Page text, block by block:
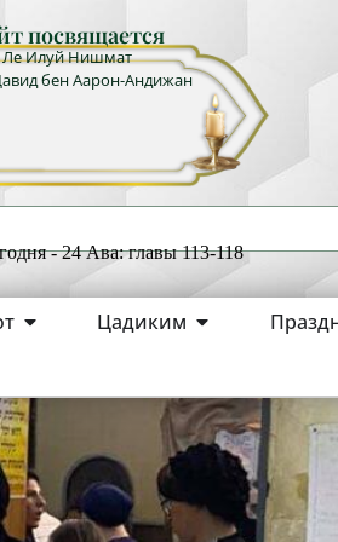
посвящается
Ле Илуй Нишмат
бен Аарон-Андижан
- 24 Ава: главы 113-118
Цадиким